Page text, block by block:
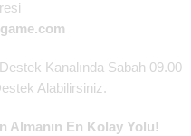
Kanalında Sabah 09.00
Alabilirsiniz.
Almanın En Kolay Yolu!